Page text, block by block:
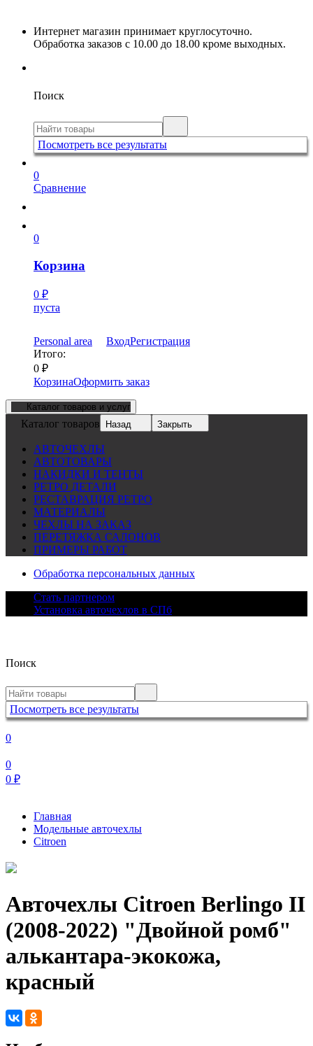
Интернет магазин принимает круглосуточно.
Обработка заказов с 10.00 до 18.00 кроме выходных.
Поиск
Посмотреть все результаты
0
Сравнение
0
Корзина
0 ₽
пуста
Personal area ВходРегистрация
Итого:
0 ₽
КорзинаОформить заказ
Каталог товаров и услуг
Каталог товаров Назад Закрыть
АВТОЧЕХЛЫ
АВТОТОВАРЫ
НАКИДКИ И ТЕНТЫ
РЕТРО ДЕТАЛИ
РЕСТАВРАЦИЯ РЕТРО
МАТЕРИАЛЫ
ЧЕХЛЫ НА ЗАКАЗ
ПЕРЕТЯЖКА САЛОНОВ
ПРИМЕРЫ РАБОТ
Обработка персональных данных
Стать партнером
Установка авточехлов в СПб
Поиск
Посмотреть все результаты
0
0
0 ₽
Главная
Модельные авточехлы
Citroen
Авточехлы Citroen Berlingo II
(2008-2022) "Двойной ромб"
алькантара-экокожа,
красный